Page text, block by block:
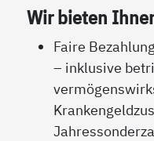
Wir bieten
Faire
– inklusive